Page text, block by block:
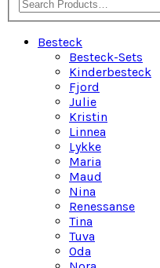
Besteck
Besteck-Sets
Kinderbesteck
Fjord
Julie
Kristin
Linnea
Lykke
Maria
Maud
Nina
Renessanse
Tina
Tuva
Oda